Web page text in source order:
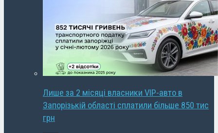
Лише за 2 місяці власники VIP-авто в
Запорізькій області сплатили більше 850 тис
грн